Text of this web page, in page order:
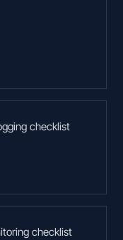
checklist
checklist